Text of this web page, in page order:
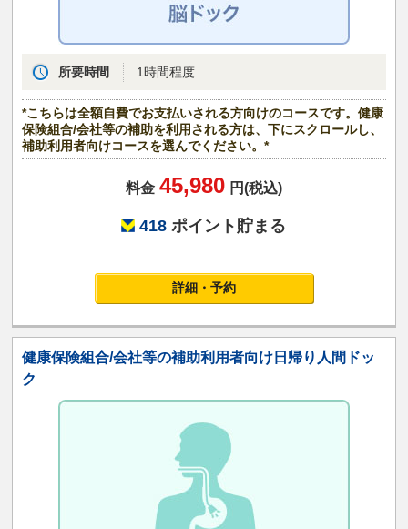
所要時間 1時間程度
*こちらは全額自費でお支払いされる方向けのコースです。健康
保険組合/会社等の補助を利用される方は、下にスクロールし、
補助利用者向けコースを選んでください。*
料金 45,980 円(税込)
418 ポイント貯まる
詳細・予約
健康保険組合/会社等の補助利用者向け日帰り人間ドッ
ク